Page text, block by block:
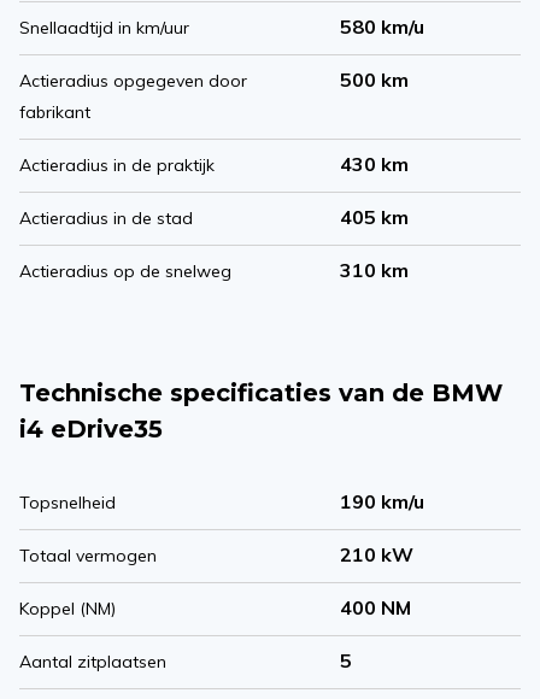
Snellaadtijd in km/uur 580 km/u
Actieradius opgegeven door
fabrikant
500 km
Actieradius in de praktijk 430 km
Actieradius in de stad 405 km
Actieradius op de snelweg 310 km
Technische specificaties van de BMW
i4 eDrive35
Topsnelheid 190 km/u
Totaal vermogen 210 kW
Koppel (NM) 400 NM
Aantal zitplaatsen 5